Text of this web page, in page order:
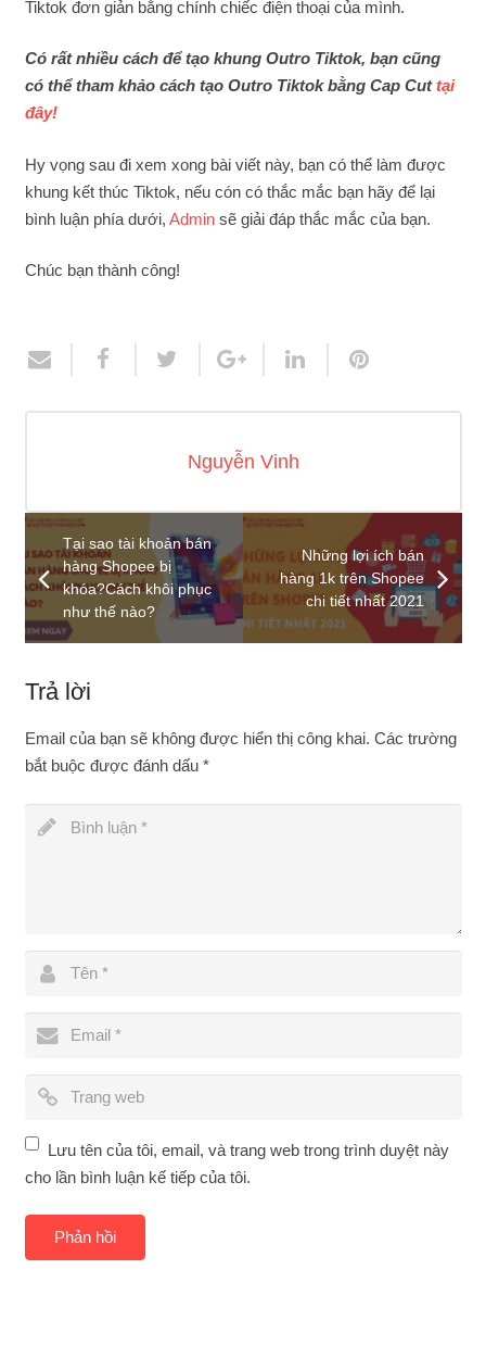
Tiktok đơn giản bằng chính chiếc điện thoại của mình.
Có rất nhiều cách để tạo khung Outro Tiktok, bạn cũng
có thể tham khảo cách tạo Outro Tiktok bằng Cap Cuttại
đây!
Hy vọng sau đi xem xong bài viết này, bạn có thể làm được
khung kết thúc Tiktok, nếu cón có thắc mắc bạn hãy để lại
bình luận phía dưới, Adminsẽ giải đáp thắc mắc của bạn.
Chúc bạn thành công!
Nguyễn Vinh
Những lợi ích bán
hàng 1k trên Shopee
chi tiết nhất 2021
Tại sao tài khoản bán
hàng Shopee bị
khóa?Cách khôi phục
như thế nào?
Trả lời
Email của bạn sẽ không được hiển thị công khai. Các trường
bắt buộc được đánh dấu *
Lưu tên của tôi, email, và trang web trong trình duyệt này
cho lần bình luận kế tiếp của tôi.